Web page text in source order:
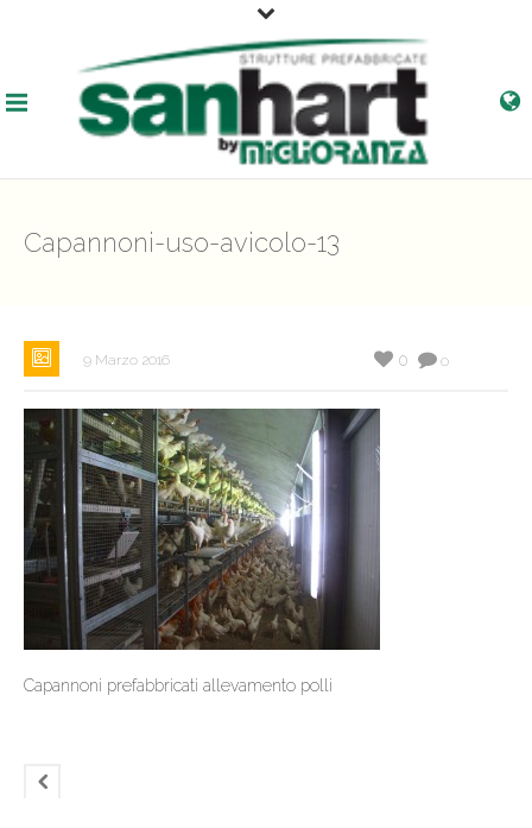
Capannoni-uso-avicolo-13
9 Marzo 2016 0
0
Capannoni prefabbricati allevamento polli